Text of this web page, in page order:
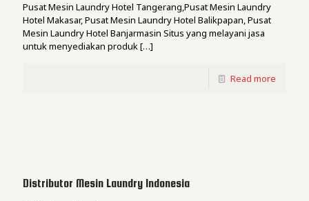
Pusat Mesin Laundry Hotel Tangerang,Pusat Mesin Laundry
Hotel Makasar, Pusat Mesin Laundry Hotel Balikpapan, Pusat
Mesin Laundry Hotel Banjarmasin Situs yang melayani jasa
untuk menyediakan produk[…]
Read more
Distributor Mesin Laundry Indonesia